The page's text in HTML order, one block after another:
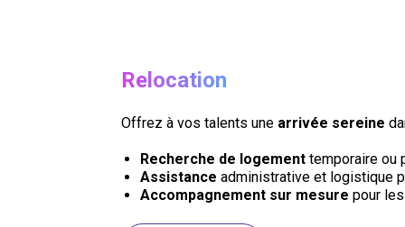
Relocation
Offrez à vos talents une arrivée sereine
Recherche de logement temporaire ou
Assistance administrative et logistique
Accompagnement sur mesurepour